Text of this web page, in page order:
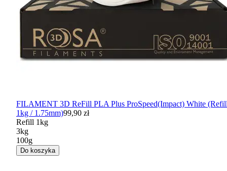
FILAMENT 3D ReFill PLA Plus ProSpeed(Impact) White
1kg / 1.75mm)99,90 zł
Refill 1kg
3kg
100g
Do koszyka